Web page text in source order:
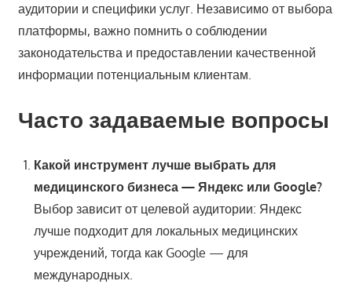
аудитории и специфики услуг. Независимо от выбора
платформы, важно помнить о соблюдении
законодательства и предоставлении качественной
информации потенциальным клиентам.
Часто задаваемые вопросы
Какой инструмент лучше выбрать для
медицинского бизнеса — Яндекс или Google?
Выбор зависит от целевой аудитории: Яндекс
лучше подходит для локальных медицинских
учреждений, тогда как Google — для
международных.